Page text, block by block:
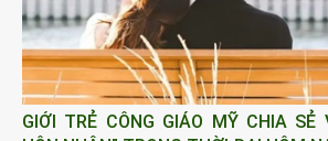
GIỚI TRẺ CÔNG GIÁO MỸ CHIA SẺ